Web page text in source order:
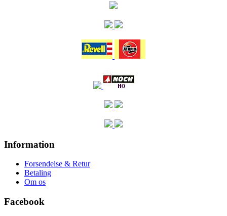
Information
Forsendelse & Retur
Betaling
Om os
Facebook